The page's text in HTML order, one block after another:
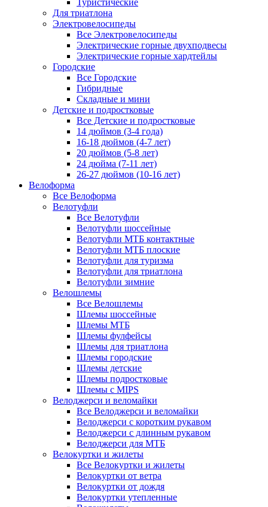
Туристические
Для триатлона
Электровелосипеды
Все Электровелосипеды
Электрические горные двухподвесы
Электрические горные хардтейлы
Городские
Все Городские
Гибридные
Складные и мини
Детские и подростковые
Все Детские и подростковые
14 дюймов (3-4 года)
16-18 дюймов (4-7 лет)
20 дюймов (5-8 лет)
24 дюйма (7-11 лет)
26-27 дюймов (10-16 лет)
Велоформа
Все Велоформа
Велотуфли
Все Велотуфли
Велотуфли шоссейные
Велотуфли МТБ контактные
Велотуфли МТБ плоские
Велотуфли для туризма
Велотуфли для триатлона
Велотуфли зимние
Велошлемы
Все Велошлемы
Шлемы шоссейные
Шлемы МТБ
Шлемы фулфейсы
Шлемы для триатлона
Шлемы городские
Шлемы детские
Шлемы подростковые
Шлемы с MIPS
Велоджерси и веломайки
Все Велоджерси и веломайки
Велоджерси с коротким рукавом
Велоджерси с длинным рукавом
Велоджерси для МТБ
Велокуртки и жилеты
Все Велокуртки и жилеты
Велокуртки от ветра
Велокуртки от дождя
Велокуртки утепленные